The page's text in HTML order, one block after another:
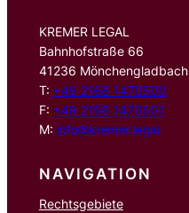
KREMER LEGAL
Bahnhofstraße 66
41236 Mönchengladbach
T: +49 2166 1470500
F: +49 2166 1470501
M: info@kremer.legal
NAVIGATION
Rechtsgebiete